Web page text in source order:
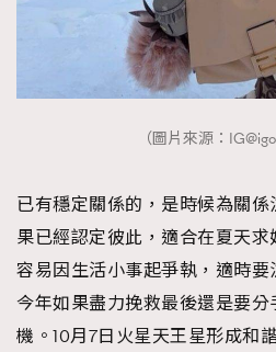
（圖片來源：
已有穩定關係的，是時候為關
果已經認定彼此，適合在夏天求
容易因生活小事起爭執，適時要
今年如果盡力挽救最後還是要
機。10月7日火星天王星形成和